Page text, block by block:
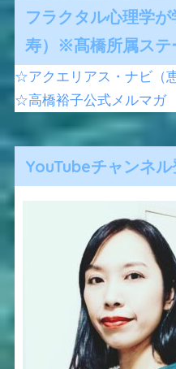
フラクタル心理学
寿）※髙橋所属ステ
☆アクエリアス・ナビ（
☆高橋裕子公式メルマガ
YouTubeチャンネル